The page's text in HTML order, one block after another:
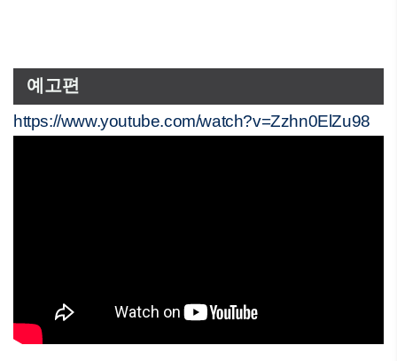
예고편
https://www.youtube.com/watch?v=Zzhn0ElZu98